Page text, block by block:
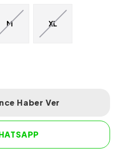
M XL
Haber Ver